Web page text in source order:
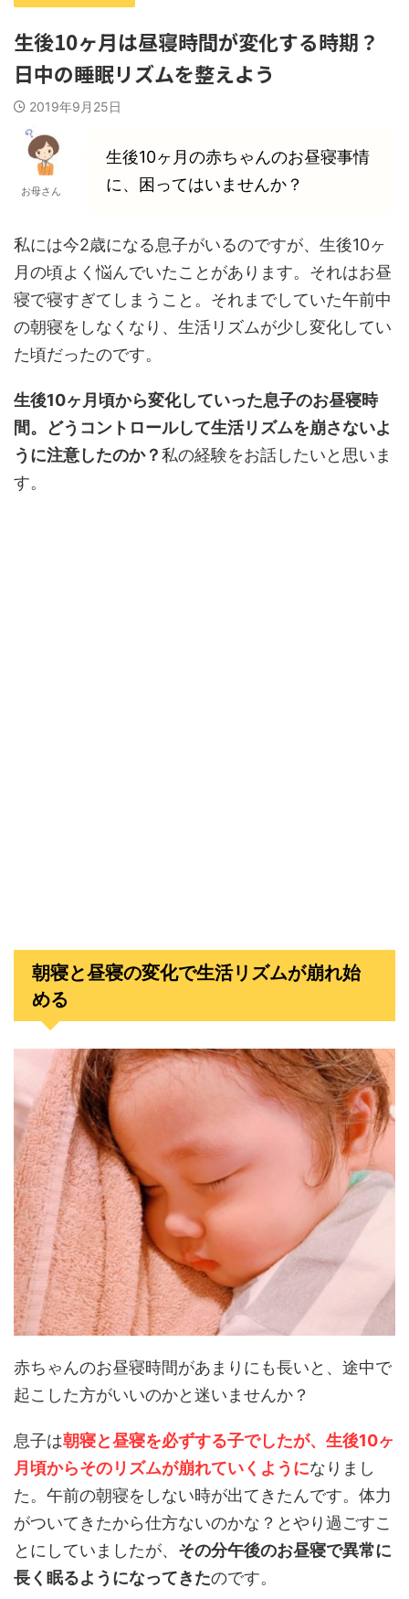
生後10ヶ月は昼寝時間が変化する時期？
日中の睡眠リズムを整えよう
2019年9月25日
お母さん
生後10ヶ月の赤ちゃんのお昼寝事情
に、困ってはいませんか？
私には今2歳になる息子がいるのですが、生後10ヶ
月の頃よく悩んでいたことがあります。それはお昼
寝で寝すぎてしまうこと。それまでしていた午前中
の朝寝をしなくなり、生活リズムが少し変化してい
た頃だったのです。
生後10ヶ月頃から変化していった息子のお昼寝時
間。どうコントロールして生活リズムを崩さないよ
うに注意したのか？私の経験をお話したいと思いま
す。
朝寝と昼寝の変化で生活リズムが崩れ始
める
赤ちゃんのお昼寝時間があまりにも長いと、途中で
起こした方がいいのかと迷いませんか？
息子は朝寝と昼寝を必ずする子でしたが、生後10ヶ
月頃からそのリズムが崩れていくようになりまし
た。午前の朝寝をしない時が出てきたんです。体力
がついてきたから仕方ないのかな？とやり過ごすこ
とにしていましたが、 その分午後のお昼寝で異常に
長く眠るようになってきたのです。